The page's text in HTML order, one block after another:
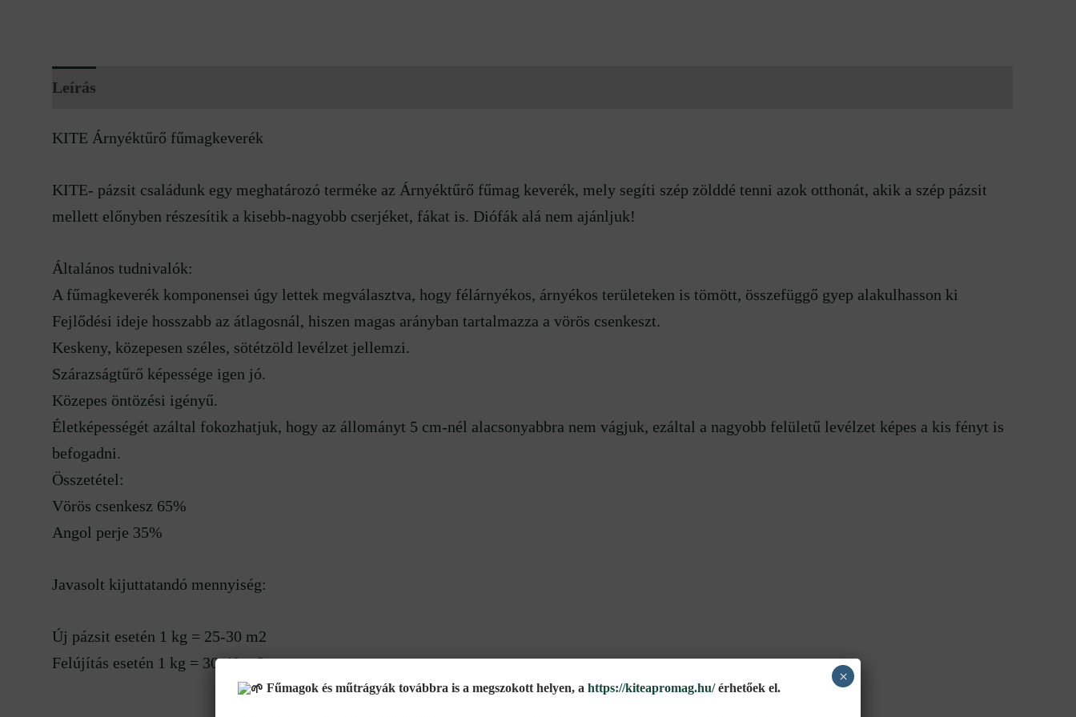
Leírás
KITE Árnyéktűrő fűmagkeverék
KITE- pázsit családunk egy meghatározó terméke az Árnyéktűrő fűmag keverék, mely segíti szép zölddé tenni azok otthonát, akik a szép pázsit
mellett előnyben részesítik a kisebb-nagyobb cserjéket, fákat is. Diófák alá nem ajánljuk!
Általános tudnivalók:
A fűmagkeverék komponensei úgy lettek megválasztva, hogy félárnyékos, árnyékos területeken is tömött, összefüggő gyep alakulhasson ki
Fejlődési ideje hosszabb az átlagosnál, hiszen magas arányban tartalmazza a vörös csenkeszt.
Keskeny, közepesen széles, sötétzöld levélzet jellemzi.
Szárazságtűrő képessége igen jó.
Közepes öntözési igényű.
Életképességét azáltal fokozhatjuk, hogy az állományt 5 cm-nél alacsonyabbra nem vágjuk, ezáltal a nagyobb felületű levélzet képes a kis fényt is
befogadni.
Összetétel:
Vörös csenkesz 65%
Angol perje 35%
Javasolt kijuttatandó mennyiség:
Új pázsit esetén 1 kg = 25-30 m2
Felújítás esetén 1 kg = 30-40 m2
Fűmagok és műtrágyák továbbra is a megszokott helyen, a https://kiteapromag.hu/érhetőek el.
×